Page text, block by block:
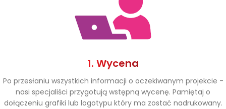
1. Wycena
Po przesłaniu wszystkich informacji o oczekiwanym projekcie -
nasi specjaliści przygotują wstępną wycenę. Pamiętaj o
dołączeniu grafiki lub logotypu który ma zostać nadrukowany.